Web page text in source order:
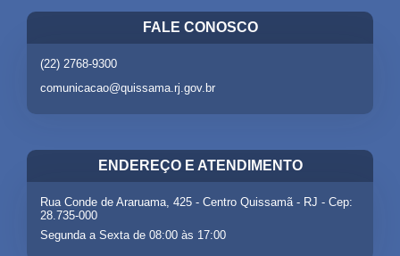
FALE CONOSCO
(22) 2768-9300
comunicacao@quissama.rj.gov.br
ENDEREÇO E ATENDIMENTO
Rua Conde de Araruama, 425 - Centro Quissamã - RJ - Cep:
28.735-000
Segunda a Sexta de 08:00 às 17:00